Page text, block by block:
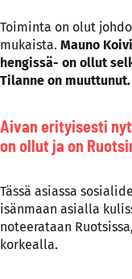
Toiminta on olut
mukaista. Mauno
hengissä- on ollut
Tilanne on muuttunut.
Aivan erityisesti
on ollut ja on
Tässä asiassa
isänmaan asialla
noteerataan
korkealla.